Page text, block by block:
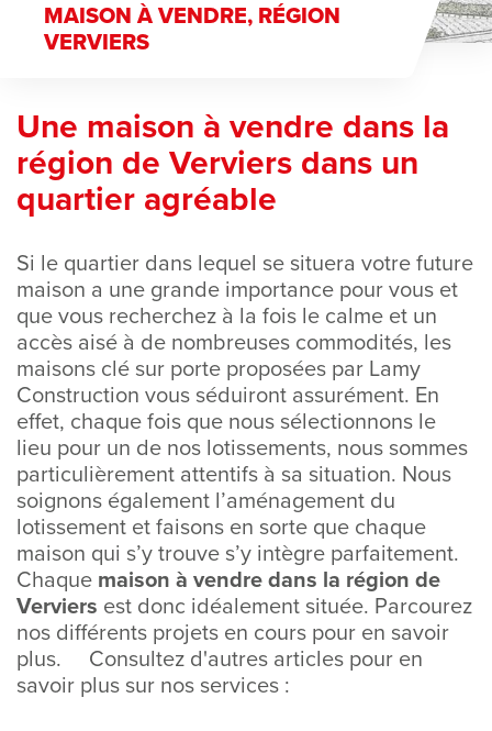
MAISON À VENDRE, RÉGION
VERVIERS
Une maison à vendre dans la
région de Verviers dans un
quartier agréable
Si le quartier dans lequel se situera votre future
maison a une grande importance pour vous et
que vous recherchez à la fois le calme et un
accès aisé à de nombreuses commodités, les
maisons clé sur porte proposées par Lamy
Construction vous séduiront assurément. En
effet, chaque fois que nous sélectionnons le
lieu pour un de nos lotissements, nous sommes
particulièrement attentifs à sa situation. Nous
soignons également l’aménagement du
lotissement et faisons en sorte que chaque
maison qui s’y trouve s’y intègre parfaitement.
Chaque maison à vendre dans la région de
Verviers est donc idéalement située. Parcourez
nos différents projets en cours pour en savoir
plus. Consultez d'autres articles pour en
savoir plus sur nos services :